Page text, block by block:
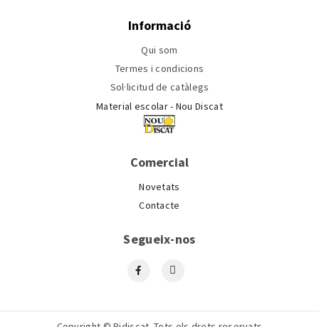
Informació
Qui som
Termes i condicions
Sol·licitud de catàlegs
Material escolar - Nou Discat
Comercial
Novetats
Contacte
Segueix-nos